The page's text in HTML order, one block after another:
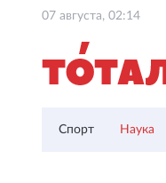
07 августа, 02:14
Спорт Наука